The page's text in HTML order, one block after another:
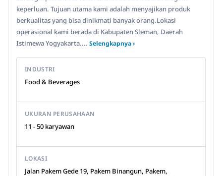
keperluan. Tujuan utama kami adalah menyajikan produk
berkualitas yang bisa dinikmati banyak orang.Lokasi
operasional kami berada di Kabupaten Sleman, Daerah
Istimewa Yogyakarta.... Selengkapnya ›
INDUSTRI
Food & Beverages
UKURAN PERUSAHAAN
11 - 50 karyawan
LOKASI
Jalan Pakem Gede 19, Pakem Binangun, Pakem,